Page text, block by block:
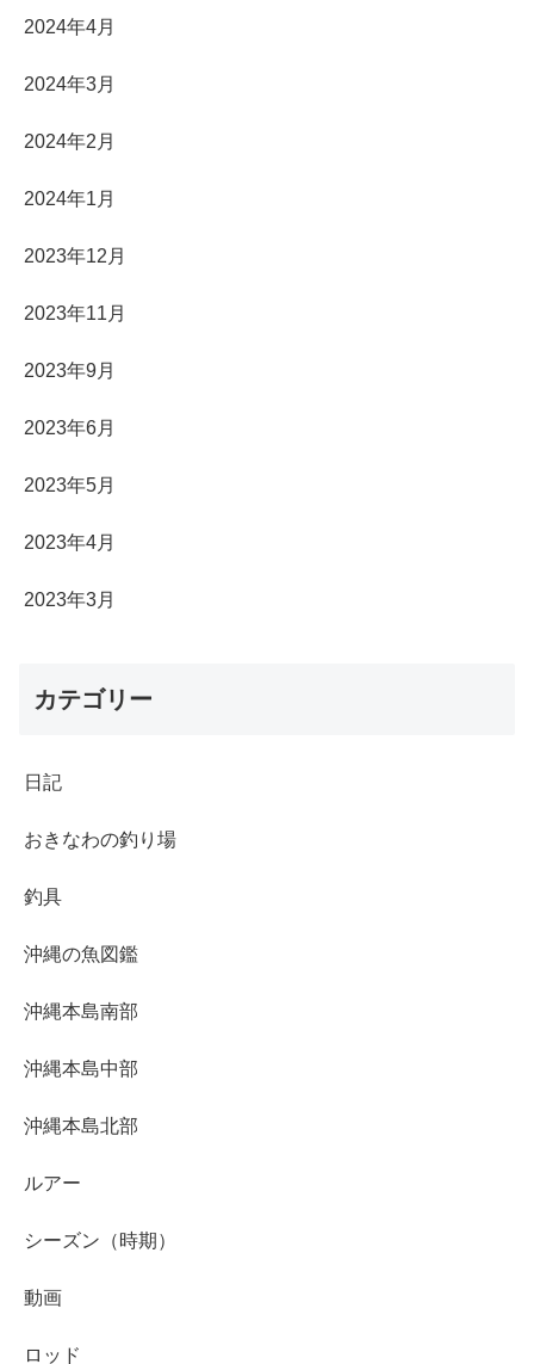
2024年4月
2024年3月
2024年2月
2024年1月
2023年12月
2023年11月
2023年9月
2023年6月
2023年5月
2023年4月
2023年3月
カテゴリー
日記
おきなわの釣り場
釣具
沖縄の魚図鑑
沖縄本島南部
沖縄本島中部
沖縄本島北部
ルアー
シーズン（時期）
動画
ロッド